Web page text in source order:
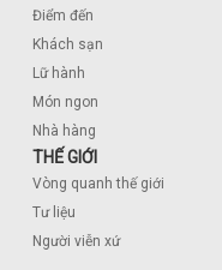
Điểm đến
Khách sạn
Lữ hành
Món ngon
Nhà hàng
THẾ GIỚI
Vòng quanh thế giới
Tư liệu
Người viễn xứ